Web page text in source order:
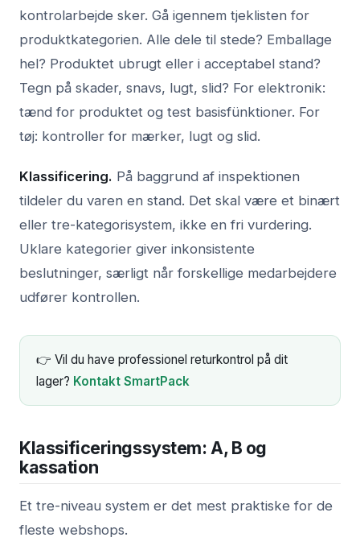
kontrolarbejde sker. Gå igennem tjeklisten for
produktkategorien. Alle dele til stede? Emballage
hel? Produktet ubrugt eller i acceptabel stand?
Tegn på skader, snavs, lugt, slid? For elektronik:
tænd for produktet og test basisfünktioner. For
tøj: kontroller for mærker, lugt og slid.
Klassificering. På baggrund af inspektionen
tildeler du varen en stand. Det skal være et binært
eller tre-kategorisystem, ikke en fri vurdering.
Uklare kategorier giver inkonsistente
beslutninger, særligt når forskellige medarbejdere
udfører kontrollen.
👉 Vil du have professionel returkontrol på dit
lager? Kontakt SmartPack
Klassificeringssystem: A, B og
kassation
Et tre-niveau system er det mest praktiske for de
fleste webshops.